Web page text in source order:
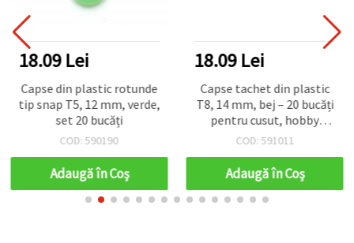
18.09 Lei
Capse din plastic rotunde
tip snap T5, 12 mm, verde,
set 20 bucăți
COD: 590190
Adaugă în Coş
18.09 Lei
Capse tachet din plastic
T8, 14 mm, bej – 20 bucăți
pentru cusut, hobby
creativ și proiecte
și accesorii
COD: 591011
Adaugă în Coş